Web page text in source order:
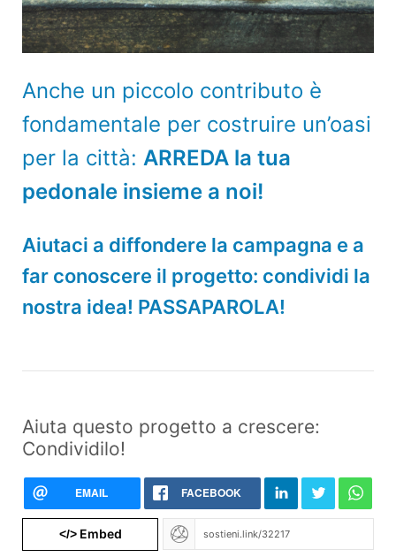
Anche un piccolo contributo è
fondamentale per costruire un’oasi
per la città: ARREDA la tua
pedonale insieme a noi!
Aiutaci a diffondere la campagna e a
far conoscere il progetto: condividi la
nostra idea! PASSAPAROLA!
Aiuta questo progetto a crescere:
Condividilo!
EMAIL FACEBOOK
</>Embed